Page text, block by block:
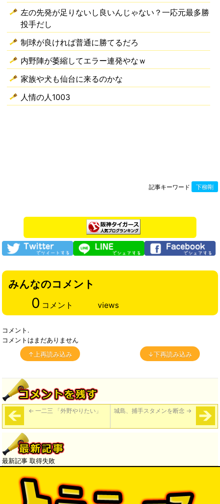
左の先発が足りないし良いんじゃない？一応元最多勝
投手だし
制球が良ければ普通に勝てるだろ
内野陣が萎縮してエラー連発やなｗ
家族や犬も仙台に来るのかな
人情の人1003
記事キーワード 下柳剛
みんなのコメント
0 コメント views
コメント.
コメントはまだありません
↑上再読み込み
↓下再読み込み
← 一二三 「外野やりたい」 城島、捕手スタメンを断念 →
最新記事 取得失敗